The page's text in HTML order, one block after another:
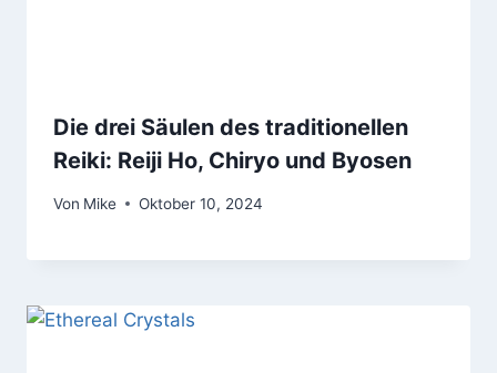
Die drei Säulen des traditionellen
Reiki: Reiji Ho, Chiryo und Byosen
Von Mike Oktober 10, 2024